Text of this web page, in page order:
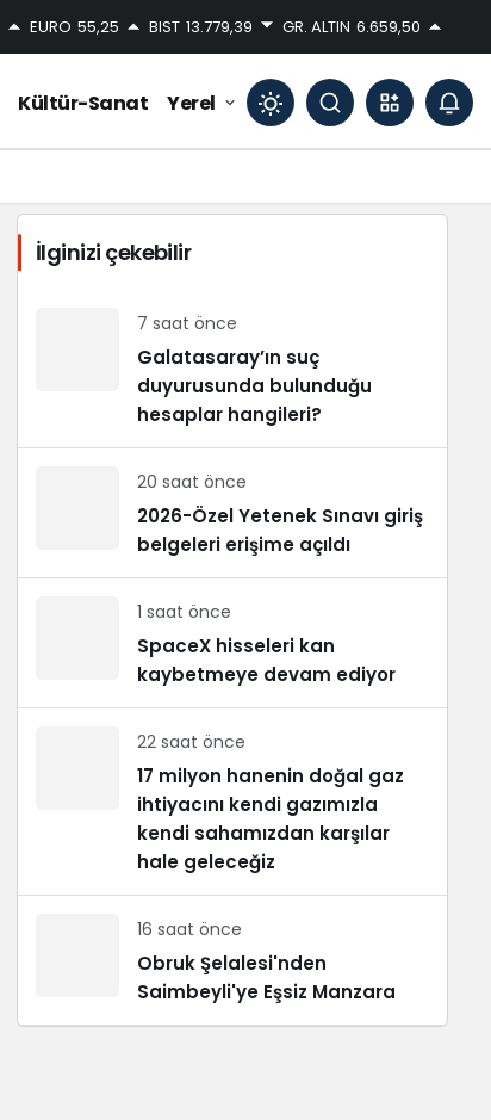
EURO 55,25 BIST 13.779,39 GR. ALTIN 6.659,50
Kültür-Sanat Yerel
Mod
değiştir
Gündüz modunu seçin.
Gece modunu seçin.
Sistem modunu seçin.
İlginizi çekebilir
7 saat önce
Galatasaray’ın suç
duyurusunda bulunduğu
hesaplar hangileri?
20 saat önce
2026-Özel Yetenek Sınavı giriş
belgeleri erişime açıldı
1 saat önce
SpaceX hisseleri kan
kaybetmeye devam ediyor
22 saat önce
17 milyon hanenin doğal gaz
ihtiyacını kendi gazımızla
kendi sahamızdan karşılar
hale geleceğiz
16 saat önce
Obruk Şelalesi'nden
Saimbeyli'ye Eşsiz Manzara